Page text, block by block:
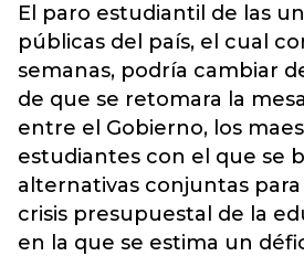
El paro estudiantil de las
públicas del país, el cual
semanas, podría cambiar
de que se retomara la
entre el Gobierno, los
estudiantes con el que se
alternativas conjuntas para
crisis presupuestal de la
en la que se estima un